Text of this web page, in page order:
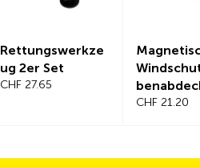
Rettungswerkze
ug 2er Set
CHF 27.65
CHF 21.20